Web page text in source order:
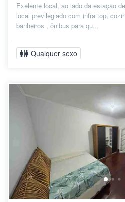
Exelente local, ao lado da estação
local previlegiado com infra top,
banheiros , ônibus para qu...
Qualquer sexo